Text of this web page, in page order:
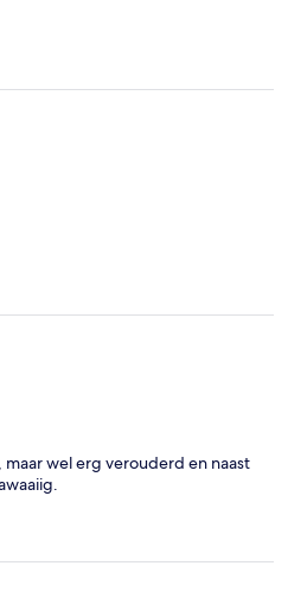
wel erg verouderd en naast